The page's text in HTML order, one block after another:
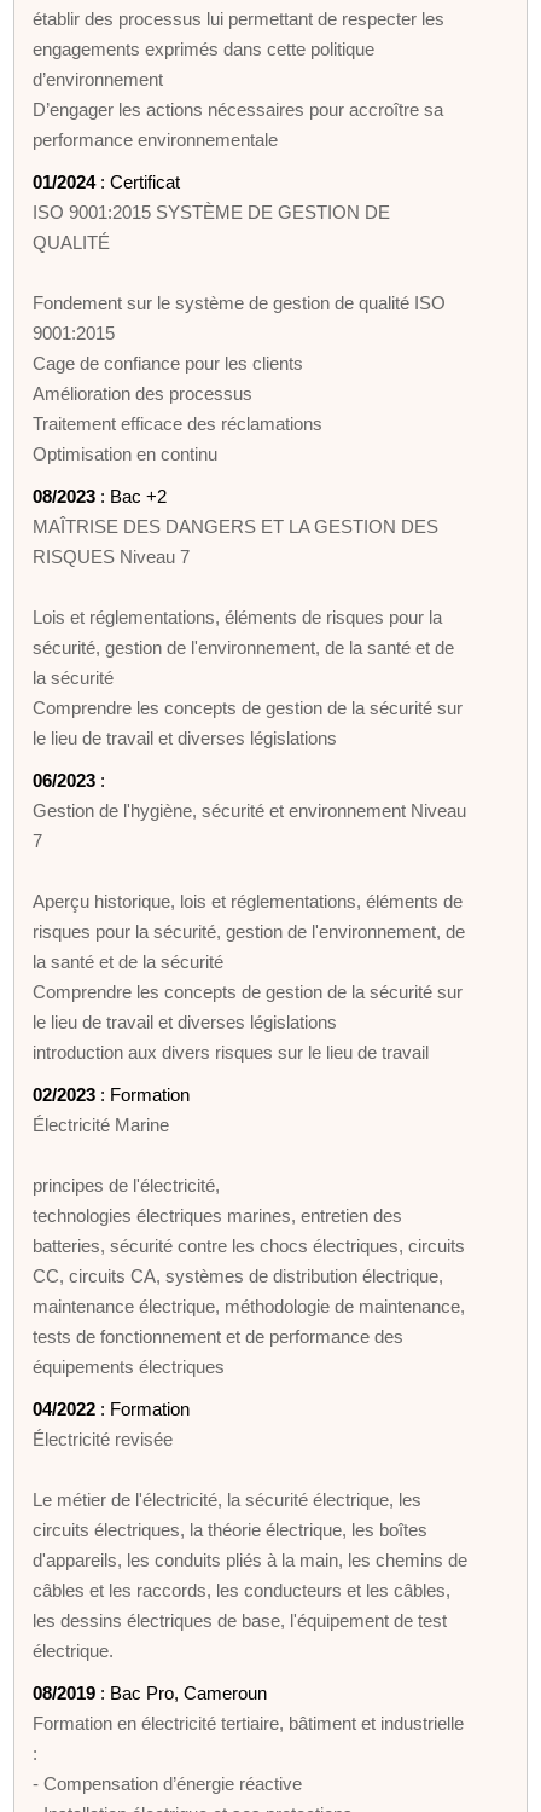
établir des processus lui permettant de respecter les
engagements exprimés dans cette politique
d’environnement
D’engager les actions nécessaires pour accroître sa
performance environnementale
01/2024: Certificat
ISO 9001:2015 SYSTÈME DE GESTION DE
QUALITÉ
Fondement sur le système de gestion de qualité ISO
9001:2015
Cage de confiance pour les clients
Amélioration des processus
Traitement efficace des réclamations
Optimisation en continu
08/2023 : Bac +2
MAÎTRISE DES DANGERS ET LA GESTION DES
RISQUES Niveau 7
Lois et réglementations, éléments de risques pour la
sécurité, gestion de l'environnement, de la santé et de
la sécurité
Comprendre les concepts de gestion de la sécurité sur
le lieu de travail et diverses législations
06/2023 :
Gestion de l'hygiène, sécurité et environnement Niveau
7
Aperçu historique, lois et réglementations, éléments de
risques pour la sécurité, gestion de l'environnement, de
la santé et de la sécurité
Comprendre les concepts de gestion de la sécurité sur
le lieu de travail et diverses législations
introduction aux divers risques sur le lieu de travail
02/2023 : Formation
Électricité Marine
principes de l'électricité,
technologies électriques marines, entretien des
batteries, sécurité contre les chocs électriques, circuits
CC, circuits CA, systèmes de distribution électrique,
maintenance électrique, méthodologie de maintenance,
tests de fonctionnement et de performance des
équipements électriques
04/2022 : Formation
Électricité revisée
Le métier de l'électricité, la sécurité électrique, les
circuits électriques, la théorie électrique, les boîtes
d'appareils, les conduits pliés à la main, les chemins de
câbles et les raccords, les conducteurs et les câbles,
les dessins électriques de base, l'équipement de test
électrique.
08/2019 : Bac Pro, Cameroun
Formation en électricité tertiaire, bâtiment et industrielle
:
- Compensation d’énergie réactive